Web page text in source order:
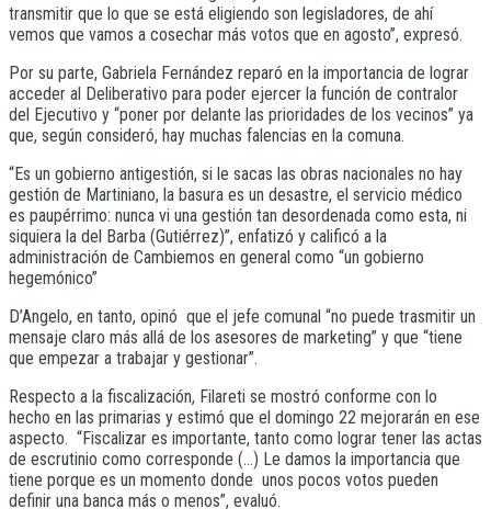
transmitir que lo que se está eligiendo son legisladores, de ahí
vemos que vamos a cosechar más votos que en agosto”, expresó.
Por su parte, Gabriela Fernández reparó en la importancia de lograr
acceder al Deliberativo para poder ejercer la función de contralor
del Ejecutivo y “poner por delante las prioridades de los vecinos” ya
que, según consideró, hay muchas falencias en la comuna.
“Es un gobierno antigestión, si le sacas las obras nacionales no hay
gestión de Martiniano, la basura es un desastre, el servicio médico
es paupérrimo: nunca vi una gestión tan desordenada como esta, ni
siquiera la del Barba (Gutiérrez)”, enfatizó y calificó a la
administración de Cambiemos en general como “un gobierno
hegemónico”
D’Angelo, en tanto, opinó que el jefe comunal “no puede trasmitir un
mensaje claro más allá de los asesores de marketing” y que “tiene
que empezar a trabajar y gestionar”.
Respecto a la fiscalización, Filareti se mostró conforme con lo
hecho en las primarias y estimó que el domingo 22 mejorarán en ese
aspecto. “Fiscalizar es importante, tanto como lograr tener las actas
de escrutinio como corresponde (…) Le damos la importancia que
tiene porque es un momento donde unos pocos votos pueden
definir una banca más o menos”, evaluó.